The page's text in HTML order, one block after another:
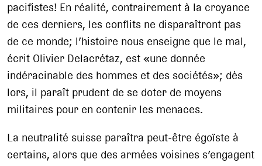
pacifistes! En réalité, contrairement à la croyance
de ces derniers, les conflits ne disparaîtront pas
de ce monde; l’histoire nous enseigne que le mal,
écrit Olivier Delacrétaz, est «une donnée
indéracinable des hommes et des sociétés»; dès
lors, il paraît prudent de se doter de moyens
militaires pour en contenir les menaces.
La neutralité suisse paraîtra peut-être égoïste à
certains, alors que des armées voisines s’engagent